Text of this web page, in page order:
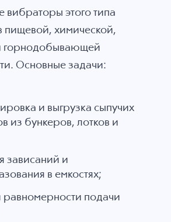
вибраторы этого типа
пищевой, химической,
горнодобывающей
Основные задачи:
и выгрузка сыпучих
из бункеров, лотков и
зависаний и
в емкостях;
равномерности подачи